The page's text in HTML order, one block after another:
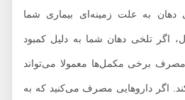
به علت زمینه‌ای بیماری شما
تلخی دهان شما به دلیل کمبود
برخی مکمل‌ها معمولا می‌تواند
داروهایی مصرف می‌کنید که به